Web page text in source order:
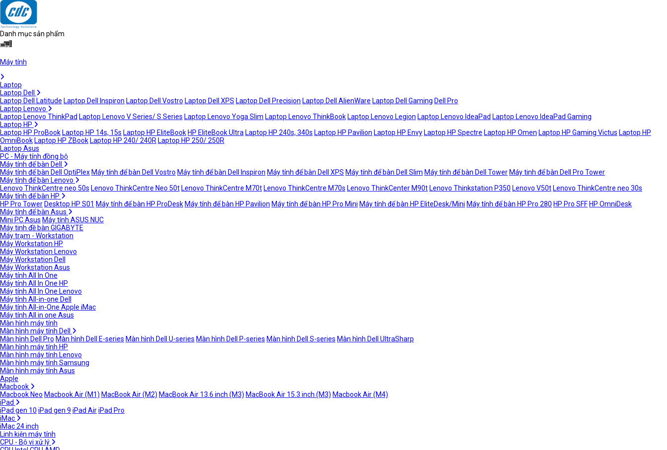
Danh mục sản phẩm
Máy tính
Laptop
Laptop Dell
Laptop Dell Latitude Laptop Dell Inspiron Laptop Dell Vostro Laptop Dell XPS Laptop Dell Precision Laptop Dell AlienWare Laptop Dell Gaming Dell Pro
Laptop Lenovo
Laptop Lenovo ThinkPad Laptop Lenovo V Series/ S Series Laptop Lenovo Yoga Slim Laptop Lenovo ThinkBook Laptop Lenovo Legion Laptop Lenovo IdeaPad Laptop Lenovo IdeaPad Gaming
Laptop HP
Laptop HP ProBook Laptop HP 14s, 15s Laptop HP EliteBook HP EliteBook Ultra Laptop HP 240s, 340s Laptop HP Pavilion Laptop HP Envy Laptop HP Spectre Laptop HP Omen Laptop HP Gaming Victus Laptop HP
OmniBook Laptop HP ZBook Laptop HP 240/ 240R Laptop HP 250/ 250R
Laptop Asus
PC - Máy tính đồng bộ
Máy tính để bàn Dell
Máy tính để bàn Dell OptiPlex Máy tính để bàn Dell Vostro Máy tính để bàn Dell Inspiron Máy tính để bàn Dell XPS Máy tính để bàn Dell Slim Máy tính để bàn Dell Tower Máy tinh để bàn Dell Pro Tower
Máy tính để bàn Lenovo
Lenovo ThinkCentre neo 50s Lenovo ThinkCentre Neo 50t Lenovo ThinkCentre M70t Lenovo ThinkCentre M70s Lenovo ThinkCenter M90t Lenovo Thinkstation P350 Lenovo V50t Lenovo ThinkCentre neo 30s
Máy tính để bàn HP
HP Pro Tower Desktop HP S01 Máy tính để bàn HP ProDesk Máy tính để bàn HP Pavilion Máy tính để bàn HP Pro Mini Máy tính để bàn HP EliteDesk/Mini Máy tính để bàn HP Pro 280 HP Pro SFF HP OmniDesk
Máy tính để bàn Asus
Mini PC Asus Máy tính ASUS NUC
Máy tinh đề bàn GIGABYTE
Máy trạm - Workstation
Máy Workstation HP
Máy Workstation Lenovo
Máy Workstation Dell
Máy Workstation Asus
Máy tính All In One
Máy tính All In One HP
Máy tính All In One Lenovo
Máy tính All-in-one Dell
Máy tính All-in-One Apple iMac
Máy tính All in one Asus
Màn hình máy tính
Màn hình máy tính Dell
Màn hình Dell Pro Màn hình Dell E-series Màn hình Dell U-series Màn hình Dell P-series Màn hình Dell S-series Màn hình Dell UltraSharp
Màn hình máy tính HP
Màn hình máy tính Lenovo
Màn hình máy tính Samsung
Màn hình máy tính Asus
Apple
Macbook
Macbook Neo Macbook Air (M1) MacBook Air (M2) MacBook Air 13.6 inch (M3) MacBook Air 15.3 inch (M3) Macbook Air (M4)
iPad
iPad gen 10 iPad gen 9 iPad AiriPad Pro
iMac
iMac 24 inch
Linh kiện máy tính
CPU - Bộ vi xử lý